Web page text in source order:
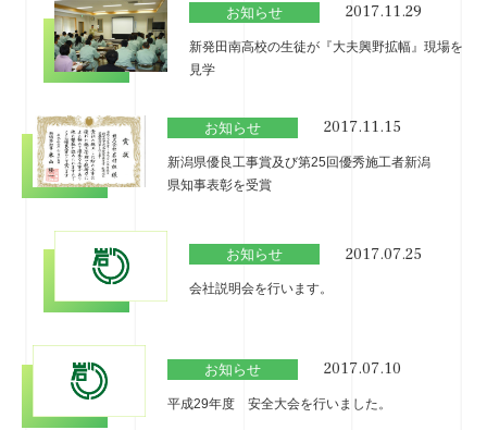
お知らせ 2017.11.29
新発田南高校の生徒が『大夫興野拡幅』現場を
見学
お知らせ 2017.11.15
新潟県優良工事賞及び第25回優秀施工者新潟
県知事表彰を受賞
お知らせ 2017.07.25
会社説明会を行います。
お知らせ 2017.07.10
平成29年度 安全大会を行いました。